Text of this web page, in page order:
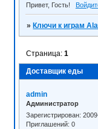
Привет, Гость!
»Ключи к играм
Доставщик еды
Страница:1
admin
Администратор
Зарегистрирован:
Приглашений: 0